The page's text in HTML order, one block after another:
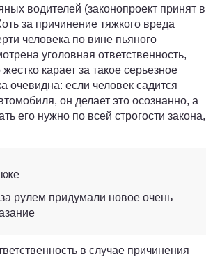
водителей (законопроект принят в
за причинение тяжкого вреда
человека по вине пьяного
уголовная ответственность,
карает за такое серьезное
очевидна: если человек садится
он делает это осознанно, а
его нужно по всей строгости закона,
рулем придумали новое очень
в случае причинения